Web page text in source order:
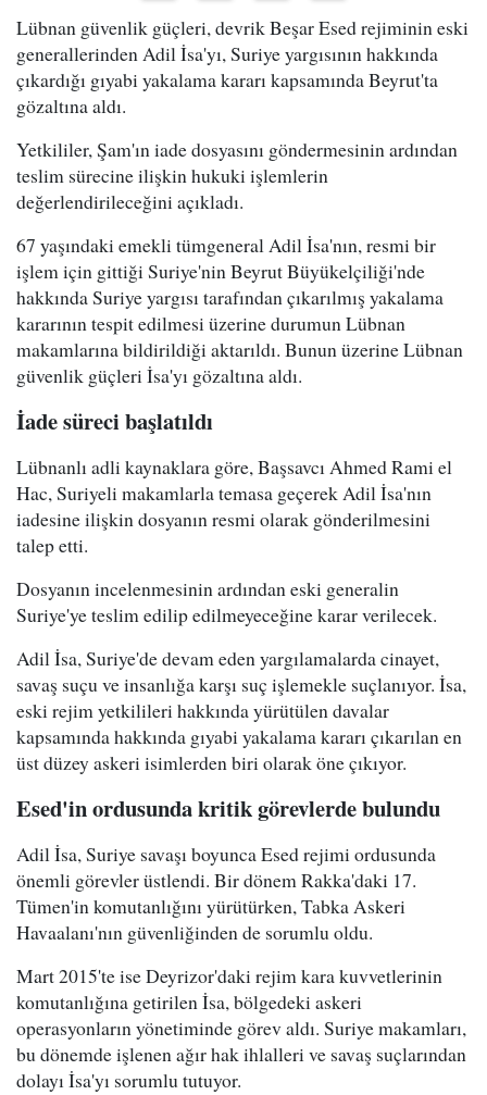
Lübnan güvenlik güçleri, devrik Beşar Esed rejiminin eski
generallerinden Adil İsa'yı, Suriye yargısının hakkında
çıkardığı gıyabi yakalama kararı kapsamında Beyrut'ta
gözaltına aldı.
Yetkililer, Şam'ın iade dosyasını göndermesinin ardından
teslim sürecine ilişkin hukuki işlemlerin
değerlendirileceğini açıkladı.
67 yaşındaki emekli tümgeneral Adil İsa'nın, resmi bir
işlem için gittiği Suriye'nin Beyrut Büyükelçiliği'nde
hakkında Suriye yargısı tarafından çıkarılmış yakalama
kararının tespit edilmesi üzerine durumun Lübnan
makamlarına bildirildiği aktarıldı. Bunun üzerine Lübnan
güvenlik güçleri İsa'yı gözaltına aldı.
İade süreci başlatıldı
Lübnanlı adli kaynaklara göre, Başsavcı Ahmed Rami el
Hac, Suriyeli makamlarla temasa geçerek Adil İsa'nın
iadesine ilişkin dosyanın resmi olarak gönderilmesini
talep etti.
Dosyanın incelenmesinin ardından eski generalin
Suriye'ye teslim edilip edilmeyeceğine karar verilecek.
Adil İsa, Suriye'de devam eden yargılamalarda cinayet,
savaş suçu ve insanlığa karşı suç işlemekle suçlanıyor. İsa,
eski rejim yetkilileri hakkında yürütülen davalar
kapsamında hakkında gıyabi yakalama kararı çıkarılan en
üst düzey askeri isimlerden biri olarak öne çıkıyor.
Esed'in ordusunda kritik görevlerde bulundu
Adil İsa, Suriye savaşı boyunca Esed rejimi ordusunda
önemli görevler üstlendi. Bir dönem Rakka'daki 17.
Tümen'in komutanlığını yürütürken, Tabka Askeri
Havaalanı'nın güvenliğinden de sorumlu oldu.
Mart 2015'te ise Deyrizor'daki rejim kara kuvvetlerinin
komutanlığına getirilen İsa, bölgedeki askeri
operasyonların yönetiminde görev aldı. Suriye makamları,
bu dönemde işlenen ağır hak ihlalleri ve savaş suçlarından
dolayı İsa'yı sorumlu tutuyor.